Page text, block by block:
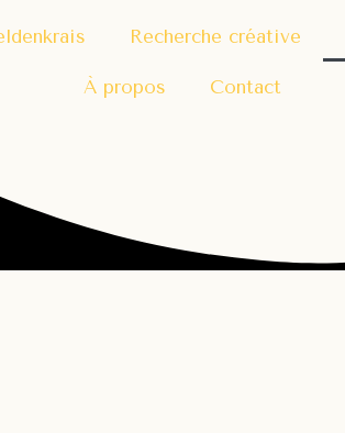
Recherche créative
À propos Contact